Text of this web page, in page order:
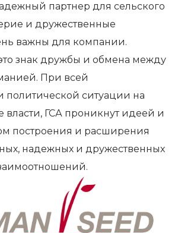
партнер для сельского
и дружественные
важны для компании.
знак дружбы и обмена между
При всей
политической ситуации на
ГСА проникнут идеей и
построения и расширения
надежных и дружественных